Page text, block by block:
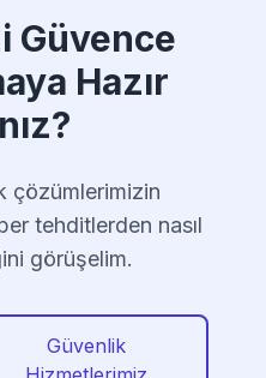
Güvence
Hazır
çözümlerimizin
tehditlerden nasıl
görüşelim.
Güvenlik